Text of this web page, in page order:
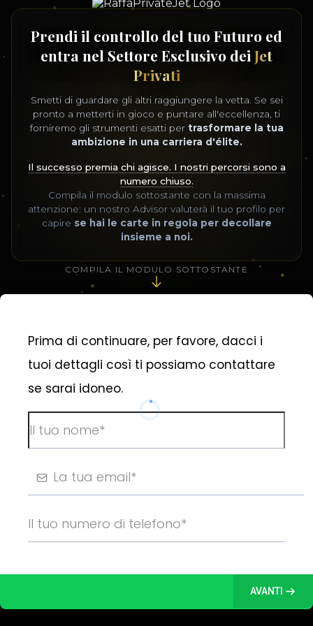
Prendi il controllo del tuo Futuro ed
entra nel Settore Esclusivo dei Jet
Privati
Smetti di guardare gli altri raggiungere la vetta. Se sei
pronto a metterti in gioco e puntare all'eccellenza, ti
forniremo gli strumenti esatti per trasformare la tua
ambizione in una carriera d'élite.
Il successo premia chi agisce. I nostri percorsi sono a
numero chiuso.
Compila il modulo sottostante con la massima
attenzione: un nostro Advisor valuterà il tuo profilo per
capire se hai le carte in regola per decollare
insieme a noi.
COMPILA IL MODULO SOTTOSTANTE
Prima di continuare, per favore, dacci i
tuoi dettagli così ti possiamo contattare
se sarai idoneo.
AVANTI